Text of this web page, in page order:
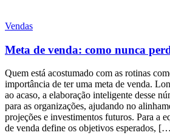
Vendas
Meta de venda: como nunca
Quem está acostumado com as rotinas
importância de ter uma meta de venda.
ao acaso, a elaboração inteligente desse
para as organizações, ajudando no
projeções e investimentos futuros. Para a
de venda define os objetivos esperados,